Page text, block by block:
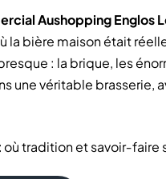
Aushopping Englos
la bière maison était
: la brique, les
une véritable brasserie,
où tradition et savoir‑faire